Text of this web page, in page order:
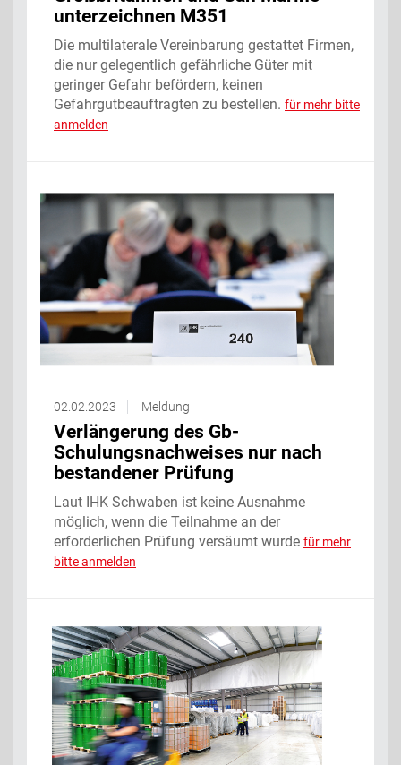
unterzeichnen M351
Die multilaterale Vereinbarung gestattet Firmen,
die nur gelegentlich gefährliche Güter mit
geringer Gefahr befördern, keinen
Gefahrgutbeauftragten zu bestellen. für mehr bitte
anmelden
02.02.2023 Meldung
Verlängerung des Gb-
Schulungsnachweises nur nach
bestandener Prüfung
Laut IHK Schwaben ist keine Ausnahme
möglich, wenn die Teilnahme an der
erforderlichen Prüfung versäumt wurde für mehr
bitte anmelden